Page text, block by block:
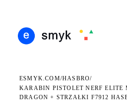
ESMYK.COM/HASBRO/
KARABIN PISTOLET NERF ELITE
DRAGON + STRZAŁKI F7912